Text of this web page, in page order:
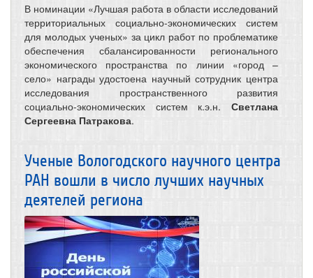
В номинации «Лучшая работа в области исследований
территориальных социально-экономических систем
для молодых ученых» за цикл работ по проблематике
обеспечения сбалансированности регионального
экономического пространства по линии «город –
село» награды удостоена научный сотрудник центра
исследования пространственного развития
социально-экономических систем к.э.н. Светлана
Сергеевна Патракова.
Ученые Вологодского научного центра
РАН вошли в число лучших научных
деятелей региона